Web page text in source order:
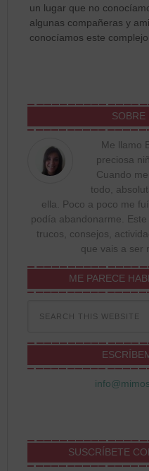
un lugar que no
algunas compañeras y
conocíamos este
SOBRE
Me llamo
preciosa
Cuando
todo,
ella. Poco a poco me
podía abandonarme.
trucos, consejos,
que vais a ser
ME PARECE
SUSCRÍBETE